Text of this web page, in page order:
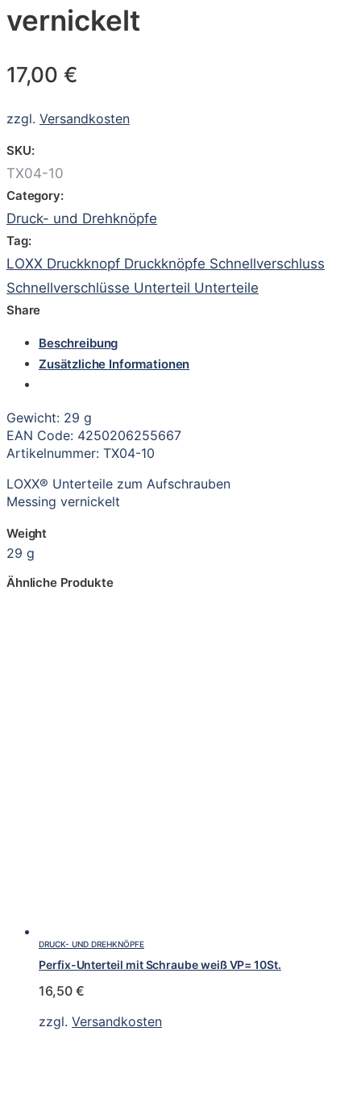
vernickelt
17,00 €
zzgl. Versandkosten
SKU:
TX04-10
Category:
Druck- und Drehknöpfe
Tag:
LOXX Druckknopf Druckknöpfe Schnellverschluss
Schnellverschlüsse Unterteil Unterteile
Share
Beschreibung
Zusätzliche Informationen
Gewicht: 29 g
EAN Code: 4250206255667
Artikelnummer: TX04-10
LOXX® Unterteile zum Aufschrauben
Messing vernickelt
Weight
29 g
Ähnliche Produkte
DRUCK- UND DREHKNÖPFE
Perfix-Unterteil mit Schraube weiß VP= 10St.
16,50 €
zzgl. Versandkosten